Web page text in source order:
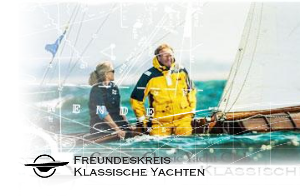
Freundeskreis
Klassische Yachten